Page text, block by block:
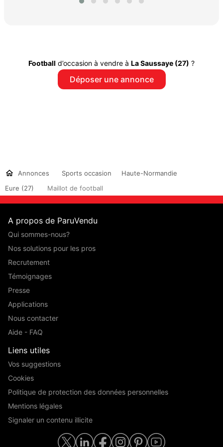
Football d’occasion à vendre à La Saussaye (27) ?
Déposer une annonce
Annonces Sports occasion
Haute-Normandie
Eure (27)
Maillot de football
A propos de ParuVendu
Qui sommes-nous?
Nos solutions pour les pros
Recrutement
Témoignages
Presse
Applications
Nous contacter
Aide - FAQ
Liens utiles
Vos suggestions
Cookies
Politique de protection des données personnelles
Mentions légales
Signaler un contenu illicite